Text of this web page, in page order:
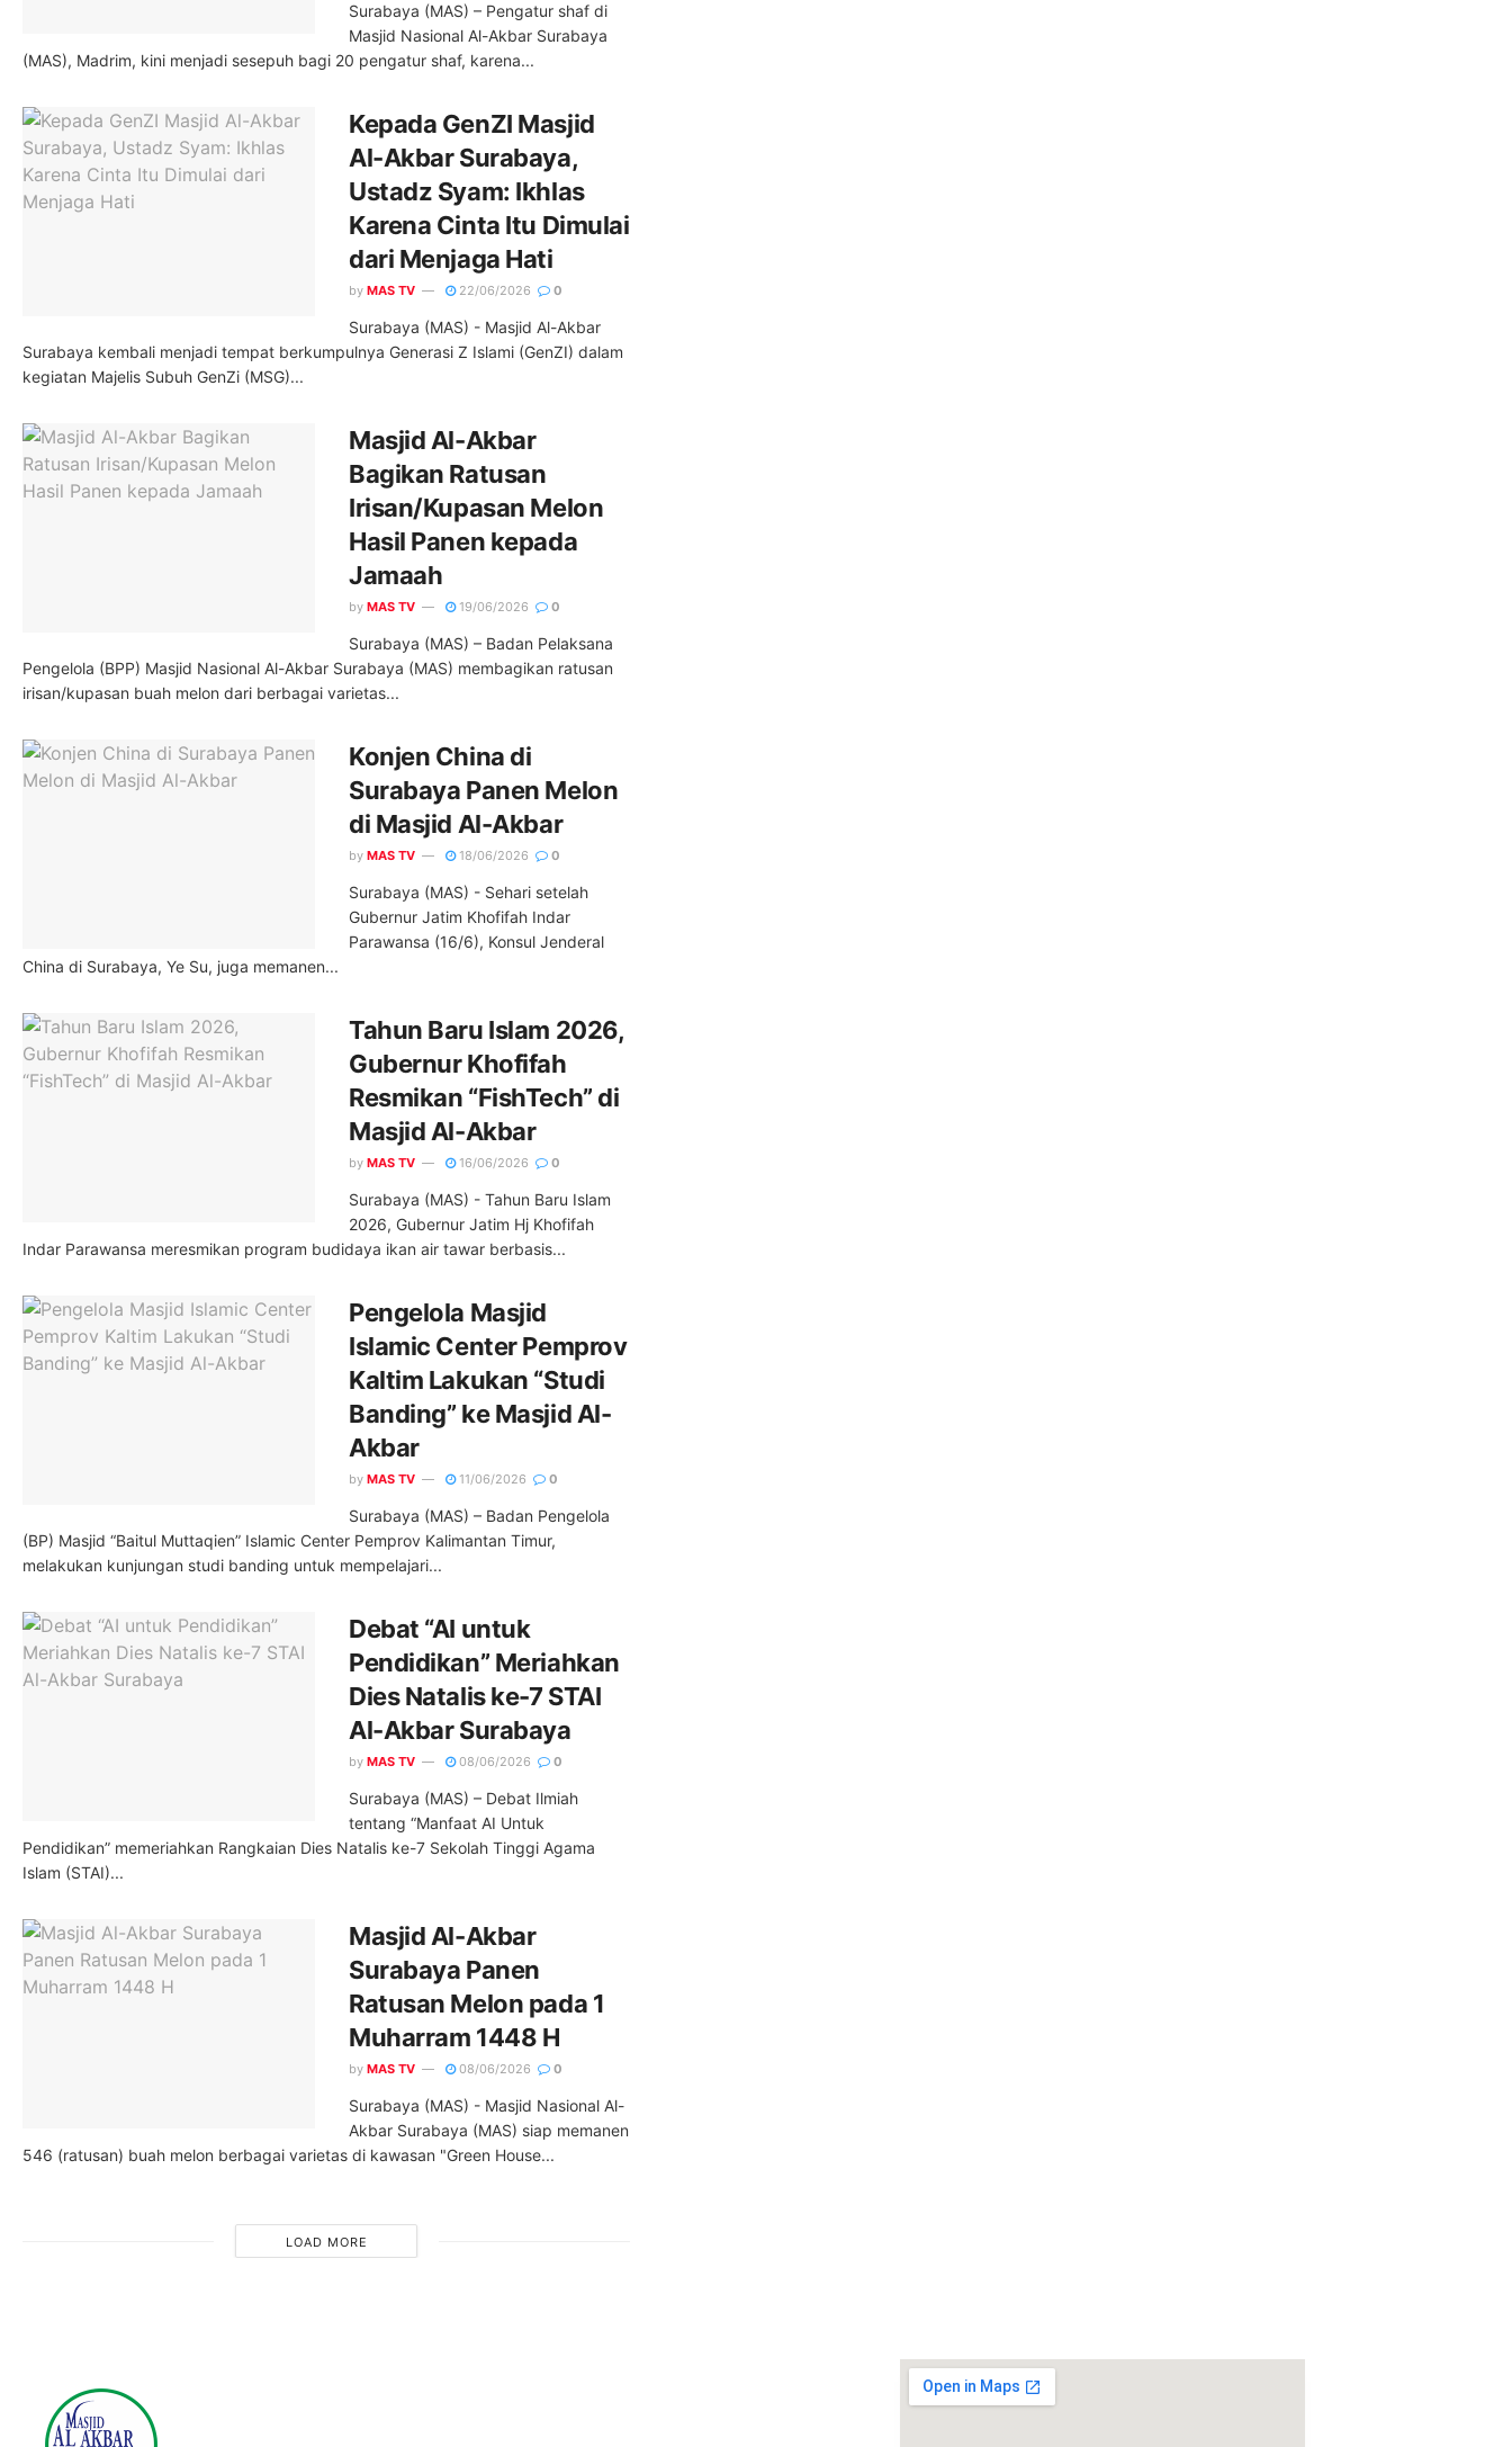
Surabaya (MAS) – Pengatur shaf di
Masjid Nasional Al-Akbar Surabaya
(MAS), Madrim, kini menjadi sesepuh bagi 20 pengatur shaf, karena...
Kepada GenZI Masjid
Al-Akbar Surabaya,
Ustadz Syam: Ikhlas
Karena Cinta Itu Dimulai
dari Menjaga Hati
by MAS TV 22/06/2026 0
Surabaya (MAS) - Masjid Al-Akbar
Surabaya kembali menjadi tempat berkumpulnya Generasi Z Islami (GenZI) dalam
kegiatan Majelis Subuh GenZi (MSG)...
Masjid Al-Akbar
Bagikan Ratusan
Irisan/Kupasan Melon
Hasil Panen kepada
Jamaah
by MAS TV 19/06/2026 0
Surabaya (MAS) – Badan Pelaksana
Pengelola (BPP) Masjid Nasional Al-Akbar Surabaya (MAS) membagikan ratusan
irisan/kupasan buah melon dari berbagai varietas...
Konjen China di
Surabaya Panen Melon
di Masjid Al-Akbar
by MAS TV 18/06/2026 0
Surabaya (MAS) - Sehari setelah
Gubernur Jatim Khofifah Indar
Parawansa (16/6), Konsul Jenderal
China di Surabaya, Ye Su, juga memanen...
Tahun Baru Islam 2026,
Gubernur Khofifah
Resmikan “FishTech” di
Masjid Al-Akbar
by MAS TV 16/06/2026 0
Surabaya (MAS) - Tahun Baru Islam
2026, Gubernur Jatim Hj Khofifah
Indar Parawansa meresmikan program budidaya ikan air tawar berbasis...
Pengelola Masjid
Islamic Center Pemprov
Kaltim Lakukan “Studi
Banding” ke Masjid Al-
Akbar
by MAS TV 11/06/2026 0
Surabaya (MAS) – Badan Pengelola
(BP) Masjid “Baitul Muttaqien” Islamic Center Pemprov Kalimantan Timur,
melakukan kunjungan studi banding untuk mempelajari...
Debat “AI untuk
Pendidikan” Meriahkan
Dies Natalis ke-7 STAI
Al-Akbar Surabaya
by MAS TV 08/06/2026 0
Surabaya (MAS) – Debat Ilmiah
tentang “Manfaat AI Untuk
Pendidikan” memeriahkan Rangkaian Dies Natalis ke-7 Sekolah Tinggi Agama
Islam (STAI)...
Masjid Al-Akbar
Surabaya Panen
Ratusan Melon pada 1
Muharram 1448 H
by MAS TV 08/06/2026 0
Surabaya (MAS) - Masjid Nasional Al-
Akbar Surabaya (MAS) siap memanen
546 (ratusan) buah melon berbagai varietas di kawasan "Green House...
LOAD MORE